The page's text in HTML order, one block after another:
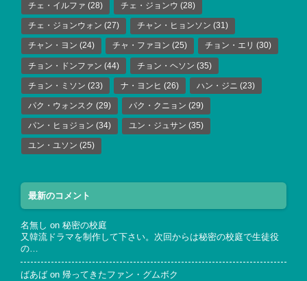
チェ・イルファ (28) チェ・ジョンウ (28)
チェ・ジョンウォン (27) チャン・ヒョンソン (31)
チャン・ヨン (24) チャ・ファヨン (25) チョン・エリ (30)
チョン・ドンファン (44) チョン・ヘソン (35)
チョン・ミソン (23) ナ・ヨンヒ (26) ハン・ジニ (23)
パク・ウォンスク (29) パク・クニョン (29)
パン・ヒョジョン (34) ユン・ジュサン (35)
ユン・ユソン (25)
最新のコメント
名無し on 秘密の校庭
又韓流ドラマを制作して下さい。次回からは秘密の校庭で生徒役
の…
ばあば on 帰ってきたファン・グムボク